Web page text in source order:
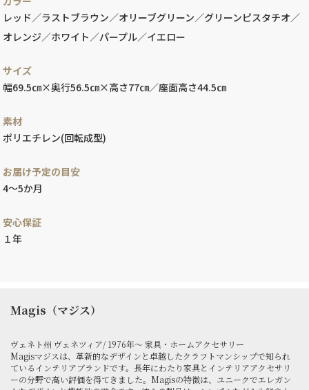
レッド／ラストブラウン／オリーブグリーン／グリーンピスタチオ／
オレンジ／ホワイト／パープル／イエロー
サイズ
幅69.5㎝×奥行56.5㎝×高さ77㎝／座面高さ44.5㎝
素材
ポリエチレン(回転成型)
お届け予定の目安
4～5か月
安心保証
１年
Magis（マジス）
ヴェネト州 ヴェネツィア/ 1976年～ 家具・ホームアクセサリー
Magisマジスは、革新的なデザインと卓越したクラフトマンシップで知られ
ているインテリアブランドです。長年にわたり家具とインテリアアクセサリ
ーの分野で高い評価を得てきました。Magisの特徴は、ユニークでエレガン